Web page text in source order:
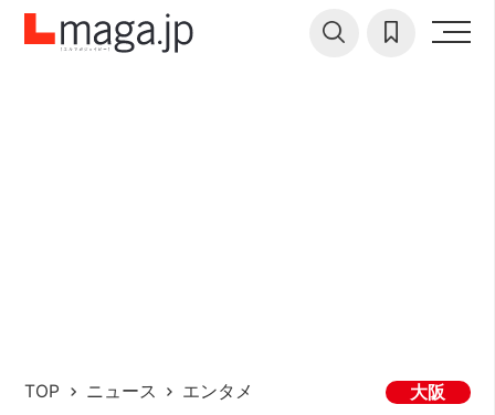
TOP ニュース エンタメ 大阪